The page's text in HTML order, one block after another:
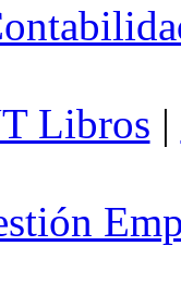
Libros |